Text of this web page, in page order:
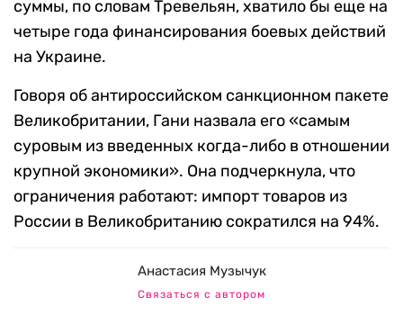
суммы, по словам Тревельян, хватило бы еще на
четыре года финансирования боевых действий
на Украине.
Говоря об антироссийском санкционном пакете
Великобритании, Гани назвала его «самым
суровым из введенных когда-либо в отношении
крупной экономики». Она подчеркнула, что
ограничения работают: импорт товаров из
России в Великобританию сократился на 94%.
Анастасия Музычук
Связаться с автором